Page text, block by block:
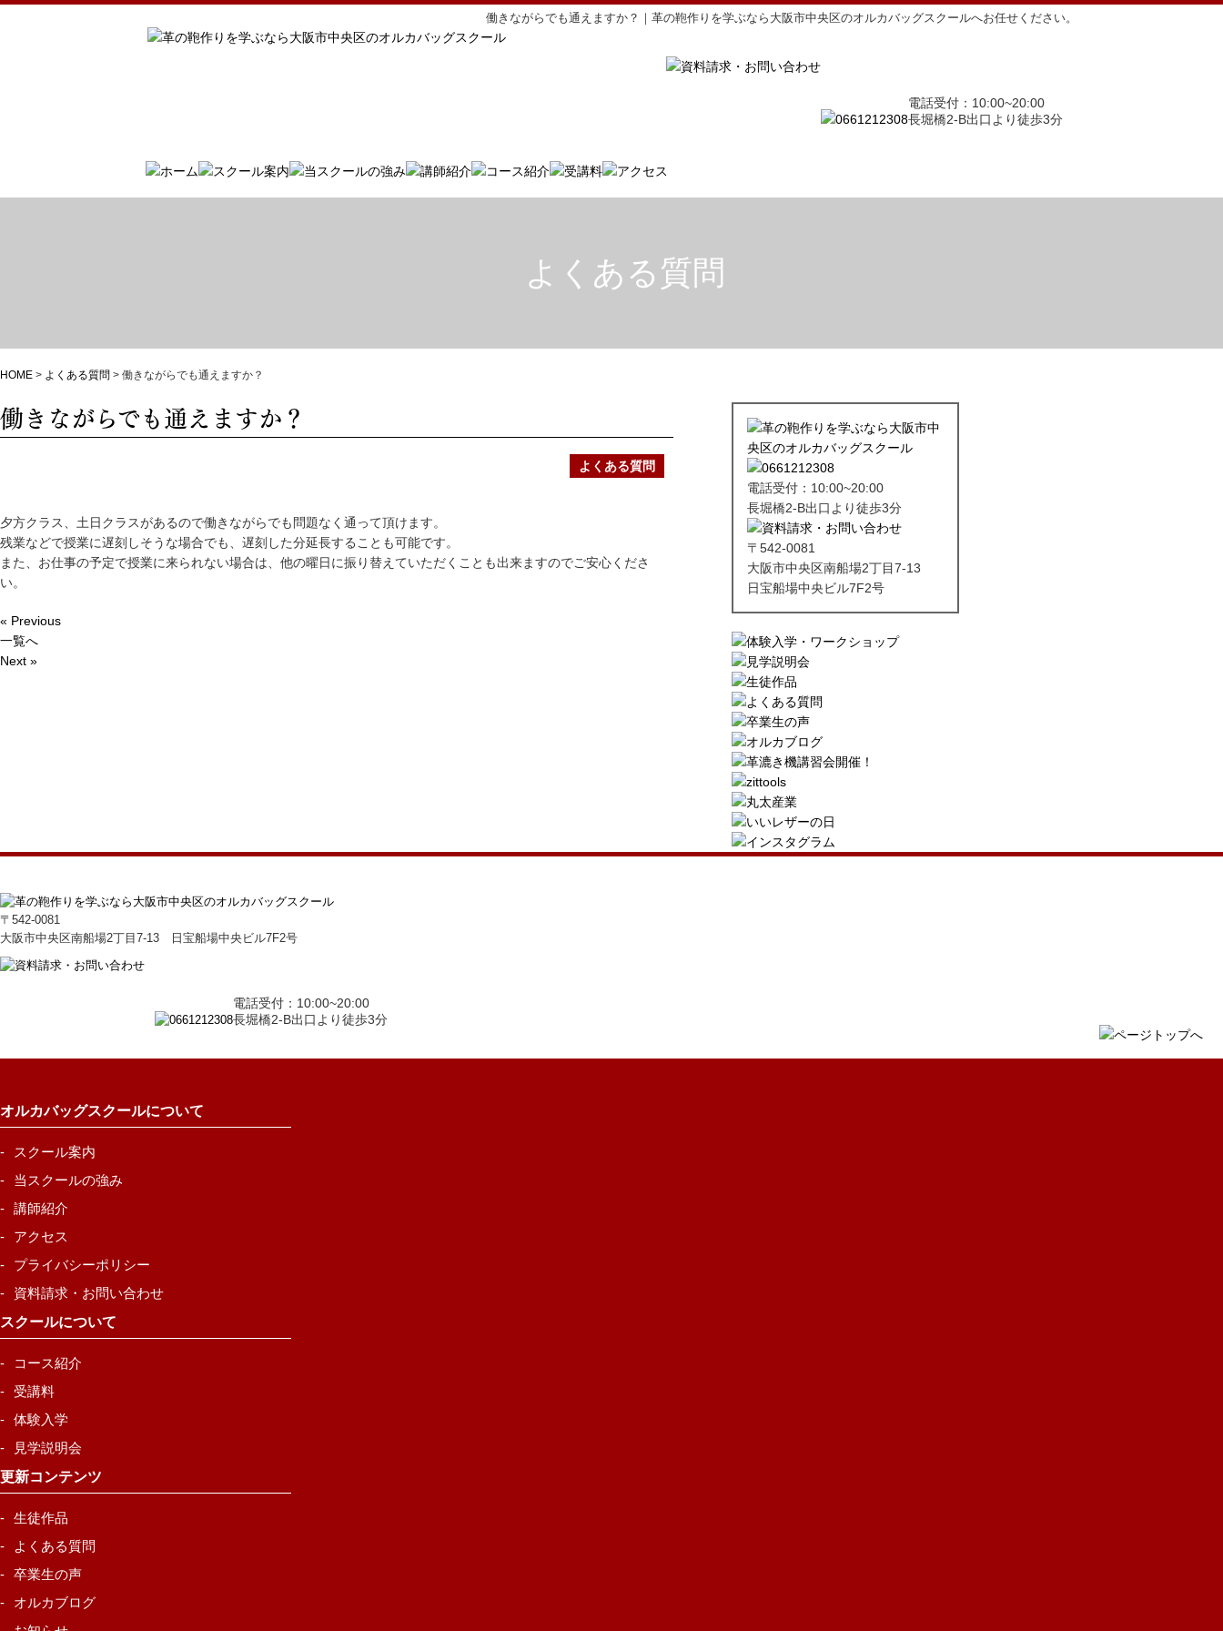
働きながらでも通えますか？｜革の鞄作りを学ぶなら大阪市中央区のオルカバッグスクールへお任せください。
電話受付：10:00~20:00
長堀橋2-B出口より徒歩3分
よくある質問
HOME > よくある質問 > 働きながらでも通えますか？
働きながらでも通えますか？
よくある質問
夕方クラス、土日クラスがあるので働きながらでも問題なく通って頂けます。
残業などで授業に遅刻しそうな場合でも、遅刻した分延長することも可能です。
また、お仕事の予定で授業に来られない場合は、他の曜日に振り替えていただくことも出来ますのでご安心くださ
い。
« Previous
一覧へ
Next »
電話受付：10:00~20:00
長堀橋2-B出口より徒歩3分
〒542-0081
大阪市中央区南船場2丁目7-13
日宝船場中央ビル7F2号
〒542-0081
大阪市中央区南船場2丁目7-13 日宝船場中央ビル7F2号
電話受付：10:00~20:00
長堀橋2-B出口より徒歩3分
オルカバッグスクールについて
スクール案内
当スクールの強み
講師紹介
アクセス
プライバシーポリシー
資料請求・お問い合わせ
スクールについて
コース紹介
受講料
体験入学
見学説明会
更新コンテンツ
生徒作品
よくある質問
卒業生の声
オルカブログ